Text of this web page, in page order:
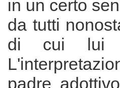
in un certo
da tutti
di cui lui
padre